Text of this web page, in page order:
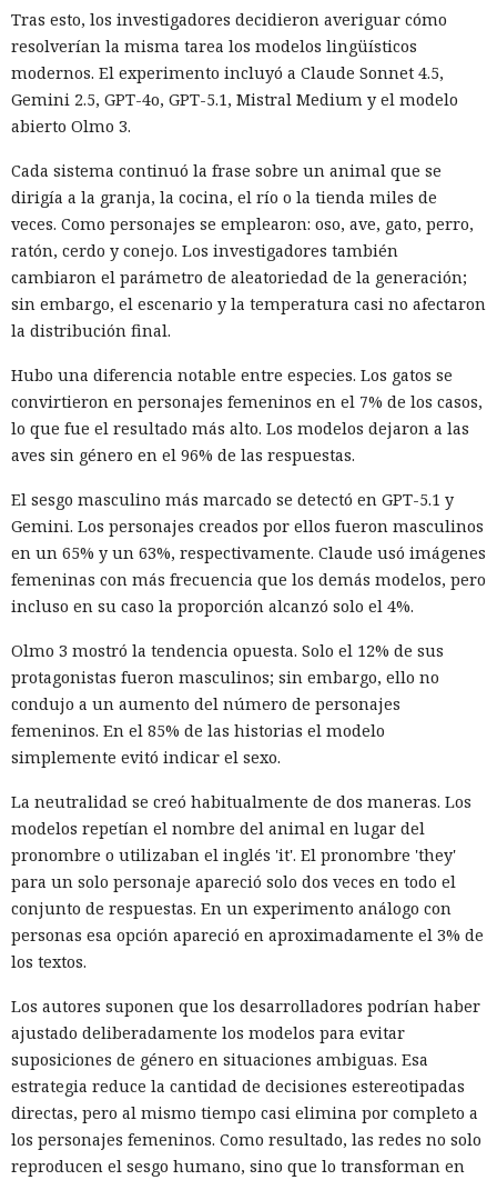
Tras esto, los investigadores decidieron averiguar cómo
resolverían la misma tarea los modelos lingüísticos
modernos. El experimento incluyó a Claude Sonnet 4.5,
Gemini 2.5, GPT-4o, GPT-5.1, Mistral Medium y el modelo
abierto Olmo 3.
Cada sistema continuó la frase sobre un animal que se
dirigía a la granja, la cocina, el río o la tienda miles de
veces. Como personajes se emplearon: oso, ave, gato, perro,
ratón, cerdo y conejo. Los investigadores también
cambiaron el parámetro de aleatoriedad de la generación;
sin embargo, el escenario y la temperatura casi no afectaron
la distribución final.
Hubo una diferencia notable entre especies. Los gatos se
convirtieron en personajes femeninos en el 7% de los casos,
lo que fue el resultado más alto. Los modelos dejaron a las
aves sin género en el 96% de las respuestas.
El sesgo masculino más marcado se detectó en GPT-5.1 y
Gemini. Los personajes creados por ellos fueron masculinos
en un 65% y un 63%, respectivamente. Claude usó imágenes
femeninas con más frecuencia que los demás modelos, pero
incluso en su caso la proporción alcanzó solo el 4%.
Olmo 3 mostró la tendencia opuesta. Solo el 12% de sus
protagonistas fueron masculinos; sin embargo, ello no
condujo a un aumento del número de personajes
femeninos. En el 85% de las historias el modelo
simplemente evitó indicar el sexo.
La neutralidad se creó habitualmente de dos maneras. Los
modelos repetían el nombre del animal en lugar del
pronombre o utilizaban el inglés 'it'. El pronombre 'they'
para un solo personaje apareció solo dos veces en todo el
conjunto de respuestas. En un experimento análogo con
personas esa opción apareció en aproximadamente el 3% de
los textos.
Los autores suponen que los desarrolladores podrían haber
ajustado deliberadamente los modelos para evitar
suposiciones de género en situaciones ambiguas. Esa
estrategia reduce la cantidad de decisiones estereotipadas
directas, pero al mismo tiempo casi elimina por completo a
los personajes femeninos. Como resultado, las redes no solo
reproducen el sesgo humano, sino que lo transforman en